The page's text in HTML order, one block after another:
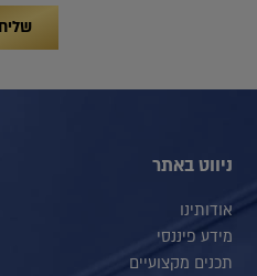
ניווט באתר
אודותינו
מידע פיננסי
תכנים מקצועיים